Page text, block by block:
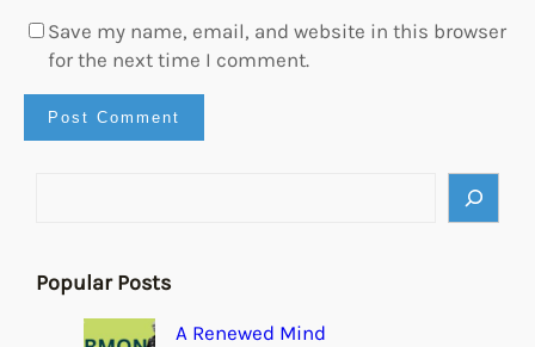
Save my name, email, and website in this browser
for the next time I comment.
Popular Posts
A Renewed Mind